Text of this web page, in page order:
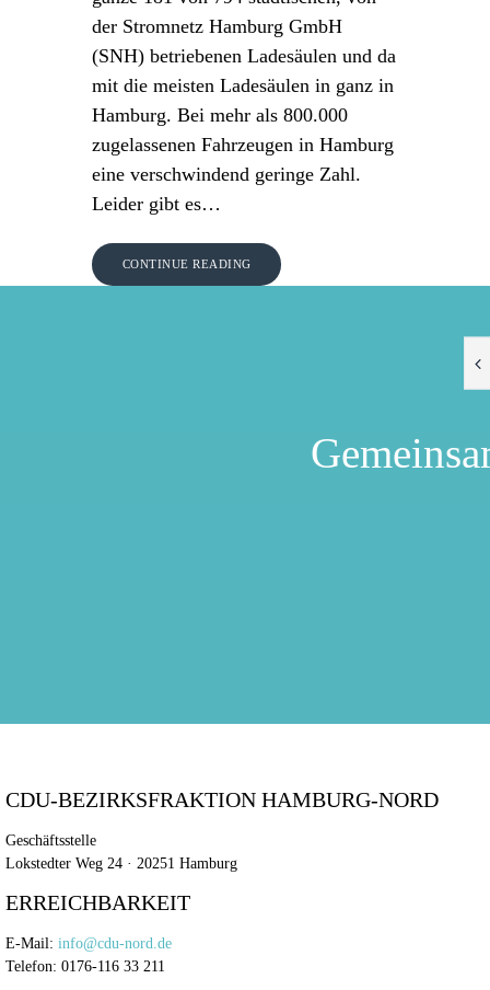
der Stromnetz Hamburg GmbH
(SNH) betriebenen Ladesäulen und da
mit die meisten Ladesäulen in ganz in
Hamburg. Bei mehr als 800.000
zugelassenen Fahrzeugen in Hamburg
eine verschwindend geringe Zahl.
Leider gibt es…
CONTINUE READING
CDU-BEZIRKSFRAKTION HAMBURG-NORD
Geschäftsstelle
Lokstedter Weg 24 · 20251 Hamburg
ERREICHBARKEIT
E-Mail: info@cdu-nord.de
Telefon: 0176-116 33 211